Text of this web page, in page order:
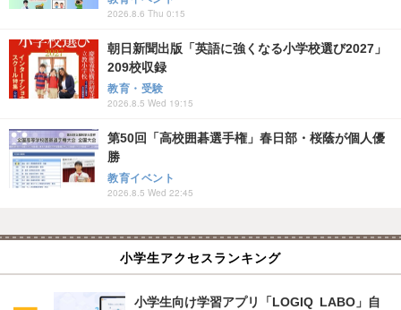
2026.8.6 Thu 0:15
朝日新聞出版「英語に強くなる小学校選び2027」
209校収録
教育・受験
2026.8.5 Wed 19:15
第50回「高校囲碁選手権」春日部・桜蔭が個人優
勝
教育イベント
2026.8.5 Wed 22:45
小学生アクセスランキング
小学生向け学習アプリ「LOGIQ LABO」自